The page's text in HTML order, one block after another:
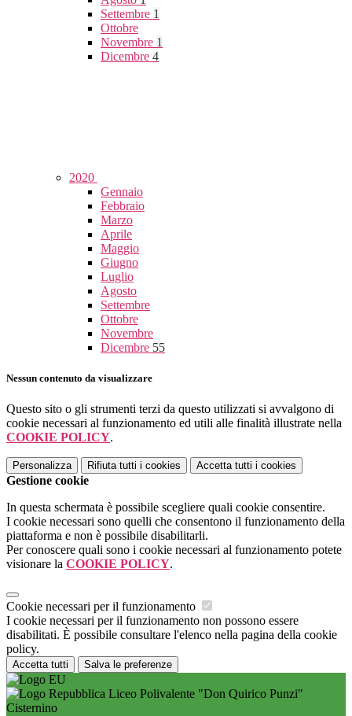
Settembre 1
Ottobre
Novembre 1
Dicembre 4
2020
Gennaio
Febbraio
Marzo
Aprile
Maggio
Giugno
Luglio
Agosto
Settembre
Ottobre
Novembre
Dicembre 55
Nessun contenuto da visualizzare
Questo sito o gli strumenti terzi da questo utilizzati si avvalgono di
cookie necessari al funzionamento ed utili alle finalità illustrate nella
COOKIE POLICY.
Personalizza Rifiuta tutti i cookies Accetta tutti i cookies
Gestione cookie
In questa schermata è possibile scegliere quali cookie consentire.
I cookie necessari sono quelli che consentono il funzionamento della
piattaforma e non è possibile disabilitarli.
Per conoscere quali sono i cookie necessari al funzionamento potete
visionare la COOKIE POLICY.
Cookie necessari per il funzionamento
I cookie necessari per il funzionamento non possono essere
disabilitati. È possibile consultare l'elenco nella pagina della cookie
policy.
Accetta tutti Salva le preferenze
Liceo Polivalente "Don Quirico Punzi"
Cisternino